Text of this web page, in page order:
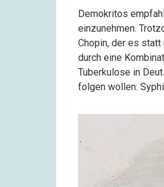
Demokritos
einzunehmen.
Chopin, der es
durch eine
Tuberkulose in
folgen wollen: